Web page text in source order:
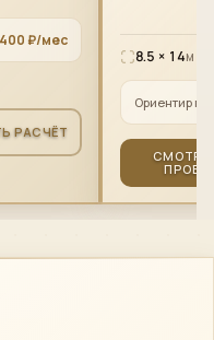
₽/мес
РАСЧЁТ
8.5 × 14м
Ориентир по